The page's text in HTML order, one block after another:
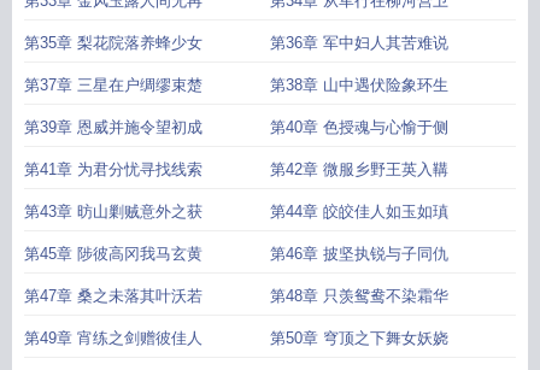
第35章 梨花院落养蜂少女 第36章 军中妇人其苦难说
第37章 三星在户绸缪束楚 第38章 山中遇伏险象环生
第39章 恩威并施令望初成 第40章 色授魂与心愉于侧
第41章 为君分忧寻找线索 第42章 微服乡野王英入鞲
第43章 昉山剿贼意外之获 第44章 皎皎佳人如玉如瑱
第45章 陟彼高冈我马玄黄 第46章 披坚执锐与子同仇
第47章 桑之未落其叶沃若 第48章 只羡鸳鸯不染霜华
第49章 宵练之剑赠彼佳人 第50章 穹顶之下舞女妖娆